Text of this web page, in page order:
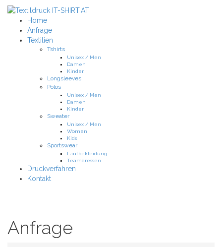
Home
Anfrage
Textilien
Tshirts
Unisex / Men
Damen
Kinder
Longsleeves
Polos
Unisex / Men
Damen
Kinder
Sweater
Unisex / Men
Women
Kids
Sportswear
Laufbekleidung
Teamdressen
Druckverfahren
Kontakt
Anfrage